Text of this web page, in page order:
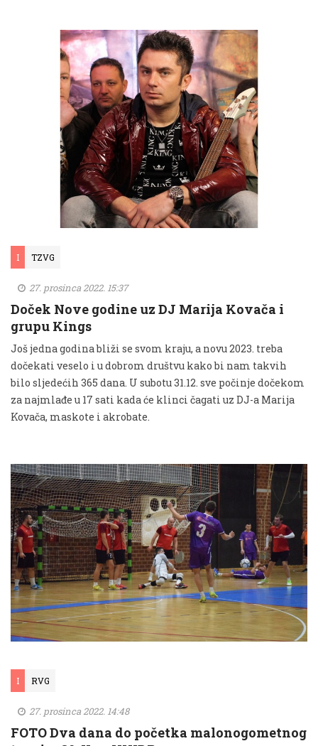
I TZVG
27. prosinca 2022. 15:37
Doček Nove godine uz DJ Marija Kovača i
grupu Kings
Još jedna godina bliži se svom kraju, a novu 2023. treba
dočekati veselo i u dobrom društvu kako bi nam takvih
bilo sljedećih 365 dana. U subotu 31.12. sve počinje dočekom
za najmlađe u 17 sati kada će klinci čagati uz DJ-a Marija
Kovača, maskote i akrobate.
I RVG
27. prosinca 2022. 14:48
FOTO Dva dana do početka malonogometnog